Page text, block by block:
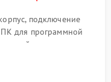
подключение
для программной
порогов
старения АКБ.